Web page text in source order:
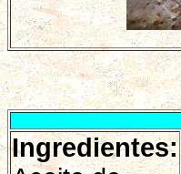
Ingredientes: